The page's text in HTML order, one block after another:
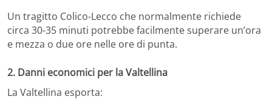
Un tragitto Colico-Lecco che normalmente richiede
circa 30-35 minuti potrebbe facilmente superare un’ora
e mezza o due ore nelle ore di punta.
2. Danni economici per la Valtellina
La Valtellina esporta: